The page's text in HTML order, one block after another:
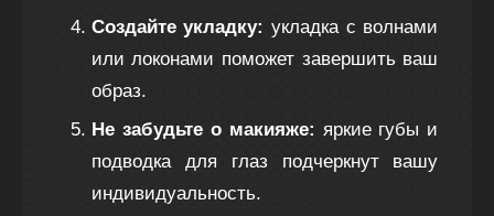
Создайте укладку: укладка с волнами
или локонами поможет завершить ваш
образ.
Не забудьте о макияже: яркие губы и
подводка для глаз подчеркнут вашу
индивидуальность.